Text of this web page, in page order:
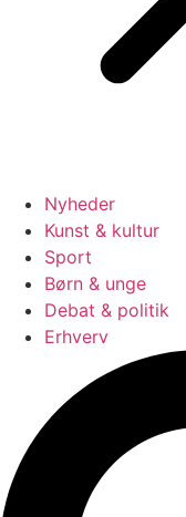
Nyheder
Kunst & kultur
Sport
Børn & unge
Debat & politik
Erhverv